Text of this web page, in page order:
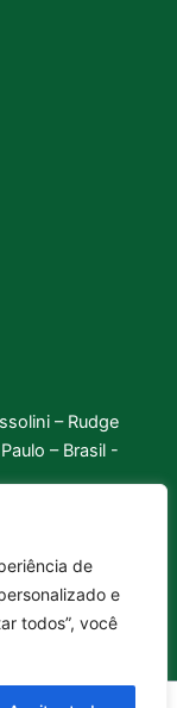
de
e
todos”, você
– Rudge
– Brasil -